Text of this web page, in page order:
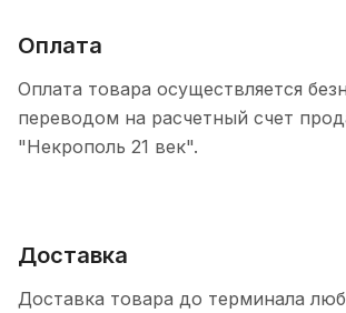
Оплата
Оплата товара осуществляется
переводом на расчетный счет
"Некрополь 21 век".
Доставка
Доставка товара до терминала